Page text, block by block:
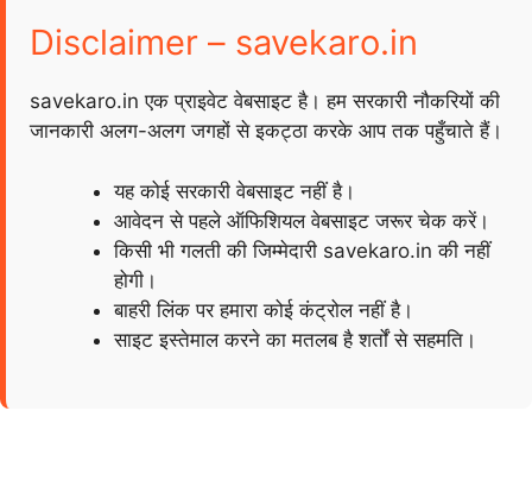
Disclaimer – savekaro.in
savekaro.in एक प्राइवेट वेबसाइट है। हम सरकारी नौकरियों की
जानकारी अलग-अलग जगहों से इकट्ठा करके आप तक पहुँचाते हैं।
यह कोई सरकारी वेबसाइट नहीं है।
आवेदन से पहले ऑफिशियल वेबसाइट जरूर चेक करें।
किसी भी गलती की जिम्मेदारी savekaro.in की नहीं
होगी।
बाहरी लिंक पर हमारा कोई कंट्रोल नहीं है।
साइट इस्तेमाल करने का मतलब है शर्तों से सहमति।